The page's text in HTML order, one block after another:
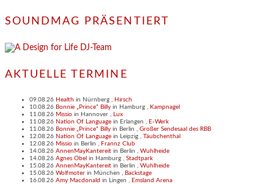
SOUNDMAG PRÄSENTIERT
AKTUELLE TERMINE
09.08.26 Health in Nürnberg
Hirsch
10.08.26 Bonnie „Prince“ Billy in Hamburg
Kampnagel
11.08.26 Missio in Hannover
Lux
11.08.26 Nation Of Language in Erlangen
E-Werk
11.08.26 Bonnie „Prince“ Billy in Berlin
Großer Sendesaal des RBB
12.08.26 Nation Of Language in Leipzig
Täubchenthal
12.08.26 Missio in Berlin
Frannz Club
14.08.26 AnnenMayKantereit in Berlin
Wuhlheide
14.08.26 Agnes Obel in Hamburg
Stadtpark
15.08.26 AnnenMayKantereit in Berlin
Wuhlheide
15.08.26 Wolfmoter in München
Backstage
16.08.26 Amy Macdonald in Lingen Emsland Arena